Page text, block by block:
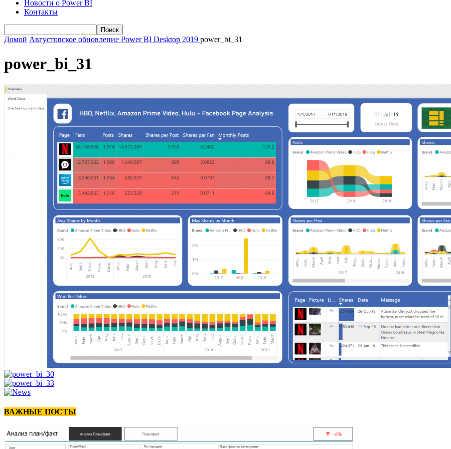
Новости о Power BI
Контакты
Домой Августовское обновление Power BI Desktop 2019 power_bi_31
power_bi_31
ВАЖНЫЕ ПОСТЫ